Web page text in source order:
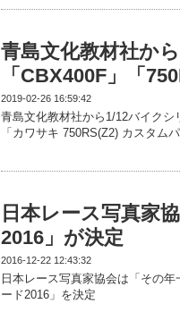
青島文化教材社か
「CBX400F」「
2019-02-26 16:59:42
青島文化教材社から1/12バイク
「カワサキ 750RS(Z2) カスタム
日本レース写真家
2016」が決定
2016-12-22 12:43:32
日本レース写真家協会は「その
ード2016」を決定